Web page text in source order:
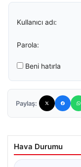
Kullanıcı adı:
Parola:
Beni hatırla
Paylaş:
Hava Durumu